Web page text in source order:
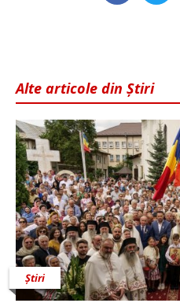
Alte articole din Știri
Știri